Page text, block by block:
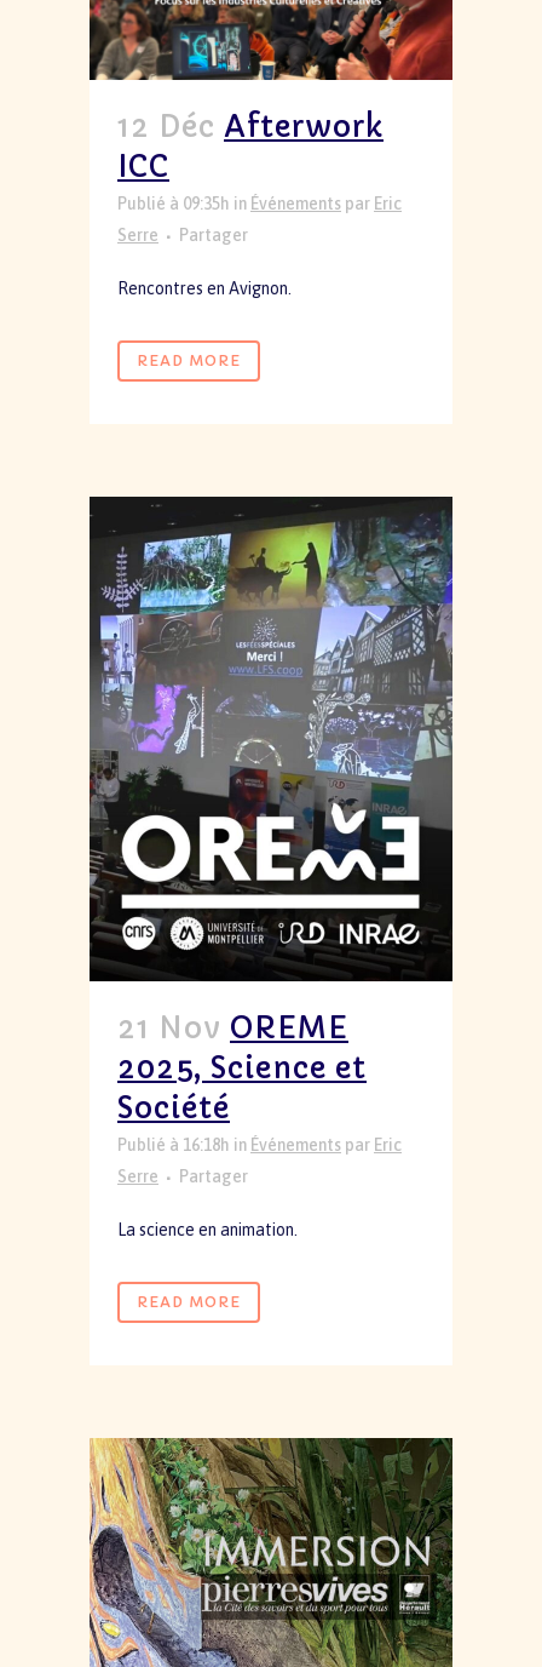
12 Déc Afterwork
ICC
Publié à 09:35h in Événements par Eric
Serre
Partager
Rencontres en Avignon.
READ MORE
21 Nov OREME
2025, Science et
Société
Publié à 16:18h in Événements par Eric
Serre
Partager
La science en animation.
READ MORE